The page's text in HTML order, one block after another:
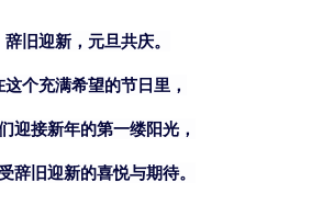
辞旧迎新，元旦共庆。
这个充满希望的节日里，
迎接新年的第一缕阳光，
辞旧迎新的喜悦与期待。